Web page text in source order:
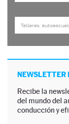
NEWSLETTER
Recibe la
del mundo del
conducción y